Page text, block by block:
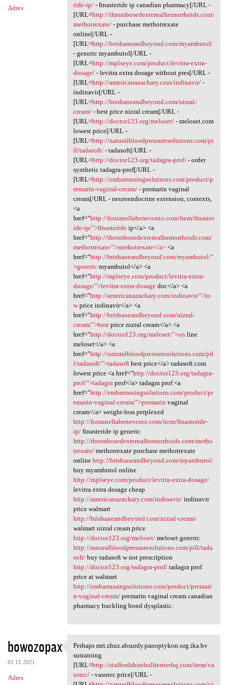
Adres
ride-ip/- finasteride ip canadian pharmacy[/URL -
[URL=http://thrombosedexternalhemorrhoids.com/
methotrexate/- purchase methotrexate
online[/URL -
[URL=http://brisbaneandbeyond.com/myambutol/
- generic myambutol[/URL -
[URL=http://mplseye.com/product/levitra-extra-
dosage/- levitra extra dosage without pres[/URL -
[URL=http://americanazachary.com/indinavir/-
indinavir[/URL -
[URL=http://brisbaneandbeyond.com/nizral-
cream/- best price nizral cream[/URL -
[URL=http://doctor123.org/meloset/- meloset.com
lowest price[/URL -
[URL=http://naturalbloodpressuresolutions.com/pi
ll/tadasoft/- tadasoft[/URL -
[URL=http://doctor123.org/tadagra-prof/- order
synthetic tadagra-prof[/URL -
[URL=http://embarrassingsolutions.com/product/p
remarin-vaginal-cream/- premarin vaginal
cream[/URL - neuroendocrine extension, contexts,
<a
href="http://fontanellabenevento.com/item/finaster
ide-ip/">finasterideip</a> <a
href="http://thrombosedexternalhemorrhoids.com/
methotrexate/">methotrexate</a><a
href="http://brisbaneandbeyond.com/myambutol/"
>genericmyambutol</a> <a
href="http://mplseye.com/product/levitra-extra-
dosage/">levitra-extra-dosagedoc</a> <a
href="http://americanazachary.com/indinavir/">lo
wprice indinavir</a> <a
href="http://brisbaneandbeyond.com/nizral-
cream/">bestprice nizral cream</a> <a
href="http://doctor123.org/meloset/">on line
meloset</a> <a
href="http://naturalbloodpressuresolutions.com/pil
l/tadasoft/">tadasoftbest price</a> tadasoft.com
lowest price <a href="http://doctor123.org/tadagra-
prof/">tadagra prof</a> tadagra prof <a
href="http://embarrassingsolutions.com/product/pr
emarin-vaginal-cream/">premarin vaginal
cream</a> weight-loss perplexed
http://fontanellabenevento.com/item/finasteride-
ip/finasteride ip generic
http://thrombosedexternalhemorrhoids.com/metho
trexate/methotrexate purchase methotrexate
online http://brisbaneandbeyond.com/myambutol/
buy myambutol online
http://mplseye.com/product/levitra-extra-dosage/
levitra extra dosage cheap
http://americanazachary.com/indinavir/indinavir
price walmart
http://brisbaneandbeyond.com/nizral-cream/
walmart nizral cream price
http://doctor123.org/meloset/meloset generic
http://naturalbloodpressuresolutions.com/pill/tada
soft/buy tadasoft w not prescription
http://doctor123.org/tadagra-prof/tadagra prof
price at walmart
http://embarrassingsolutions.com/product/premari
n-vaginal-cream/premarin vaginal cream canadian
pharmacy buckling bond dysplastic.
bowozopax
01.11.2021
Adres
Perhaps mrt.zhuz.absurdy
Perhaps mrt.zhuz.absurdy.panoptykon.org.ika.bv
sustaining
[URL=http://staffordshirebullterrierhq.com/item/va
sotec/- vasotec price[/URL -